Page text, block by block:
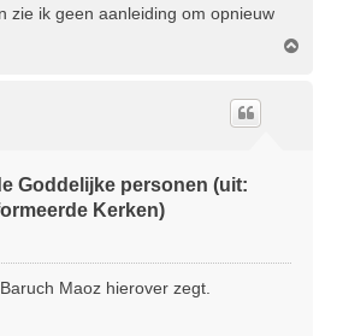
zie ik geen aanleiding om opnieuw
Goddelijke personen (uit:
Kerken)
Maoz hierover zegt.